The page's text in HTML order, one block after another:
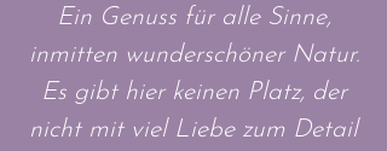
Ein Genuss für alle Sinne,
inmitten wunderschöner Natur.
Es gibt hier keinen Platz, der
nicht mit viel Liebe zum Detail